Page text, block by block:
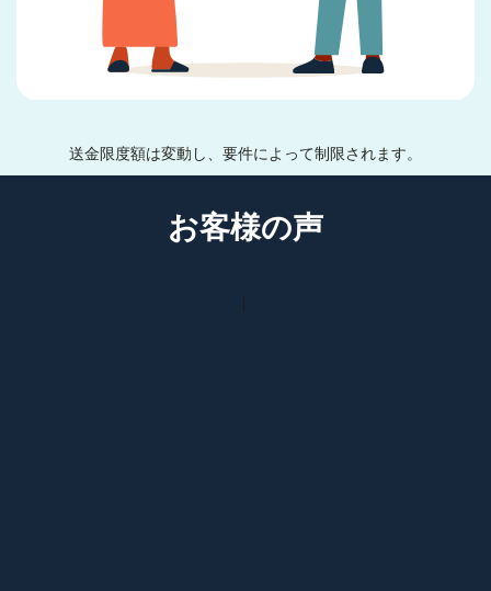
送金限度額は変動し、要件によって制限されます。
お客様の声